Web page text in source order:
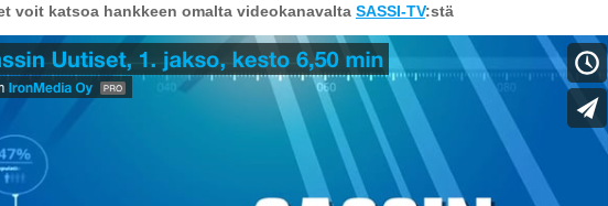
voit katsoa hankkeen omalta videokanavalta SASSI-TV:stä